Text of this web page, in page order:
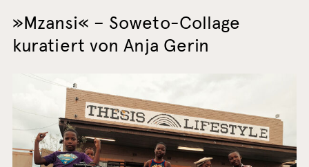
»Mzansi« – Soweto-Collage
kuratiert von Anja Gerin